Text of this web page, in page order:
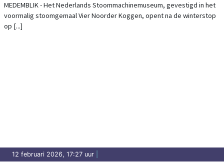
MEDEMBLIK - Het Nederlands Stoommachinemuseum, gevestigd in het
voormalig stoomgemaal Vier Noorder Koggen, opent na de winterstop
op [...]
12 februari 2026, 17:27 uur